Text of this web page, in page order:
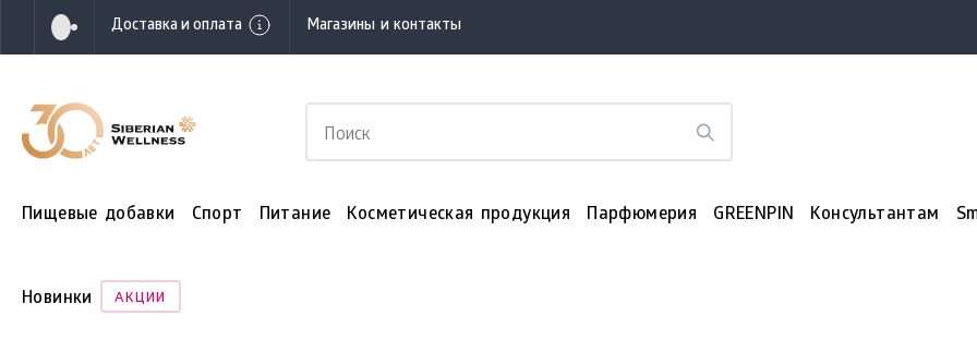
Доставка и оплата Магазины и контакты
Пищевые добавки Спорт Питание Косметическая продукция Парфюмерия GREENPIN Консультантам
Новинки АКЦИИ